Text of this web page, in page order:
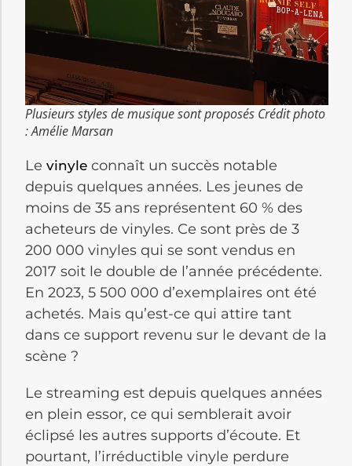
Plusieurs styles de musique sont proposés Crédit photo
: Amélie Marsan
Le vinyle connaît un succès notable
depuis quelques années. Les jeunes de
moins de 35 ans représentent 60 % des
acheteurs de vinyles. Ce sont près de 3
200 000 vinyles qui se sont vendus en
2017 soit le double de l’année précédente.
En 2023, 5 500 000 d’exemplaires ont été
achetés. Mais qu’est-ce qui attire tant
dans ce support revenu sur le devant de la
scène ?
Le streaming est depuis quelques années
en plein essor, ce qui semblerait avoir
éclipsé les autres supports d’écoute. Et
pourtant, l’irréductible vinyle perdure